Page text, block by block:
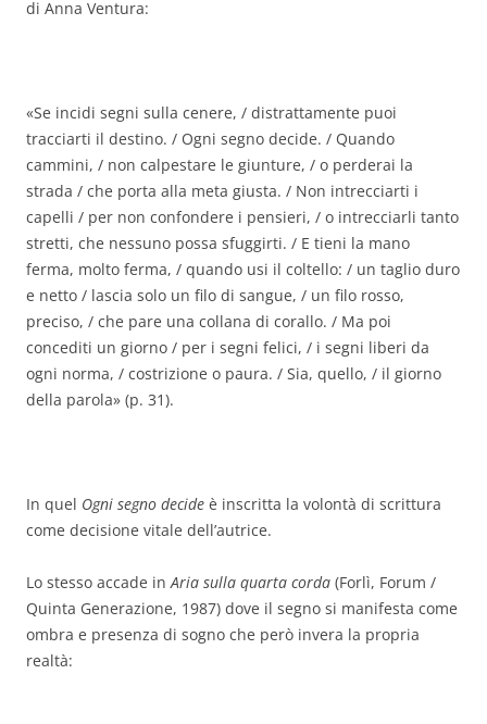
di Anna Ventura:
«Se incidi segni sulla cenere, / distrattamente puoi
tracciarti il destino. / Ogni segno decide. / Quando
cammini, / non calpestare le giunture, / o perderai la
strada / che porta alla meta giusta. / Non intrecciarti i
capelli / per non confondere i pensieri, / o intrecciarli tanto
stretti, che nessuno possa sfuggirti. / E tieni la mano
ferma, molto ferma, / quando usi il coltello: / un taglio duro
e netto / lascia solo un filo di sangue, / un filo rosso,
preciso, / che pare una collana di corallo. / Ma poi
concediti un giorno / per i segni felici, / i segni liberi da
ogni norma, / costrizione o paura. / Sia, quello, / il giorno
della parola» (p. 31).
In quel Ogni segno decide è inscritta la volontà di scrittura
come decisione vitale dell’autrice.
Lo stesso accade inAria sulla quarta corda (Forlì, Forum /
Quinta Generazione, 1987) dove il segno si manifesta come
ombra e presenza di sogno che però invera la propria
realtà: